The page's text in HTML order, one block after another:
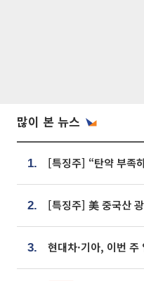
많이 본 뉴스
1.
2.
3.